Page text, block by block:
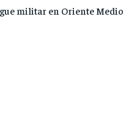
militar en Oriente Medio